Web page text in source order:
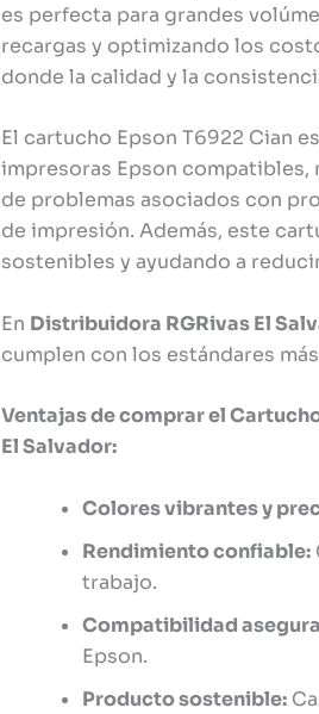
es perfecta para grandes
recargas y optimizando los
donde la calidad y la
El cartucho Epson T6922 Cian
impresoras Epson
de problemas asociados con
de impresión. Además, este
sostenibles y ayudando a
En Distribuidora RGRivas El
cumplen con los estándares
Ventajas de comprar el
El Salvador:
Colores vibrantes y
Rendimiento confiable:
trabajo.
Compatibilidad
Epson.
Producto sostenible: